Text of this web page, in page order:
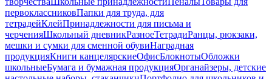
первоклассниковПапки для труда, для
тетрадейКлейПринадлежности для письма и
черченияШкольный дневникРазноеТетрадиРанцы, рюкзаки,
мешки и сумки для сменной обувиНаградная
продукцияКниги канцелярскиеОфисБлокнотыОбложки
школьныеБумага и бумажная продукцияОрганайзеры, детские